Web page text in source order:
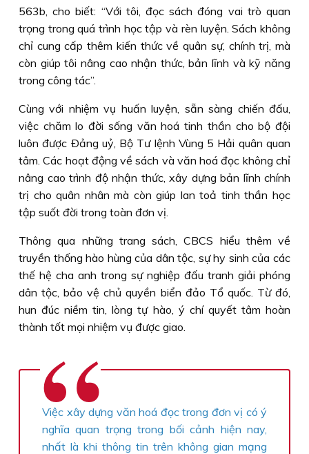
563b, cho biết: “Với tôi, đọc sách đóng vai trò quan
trọng trong quá trình học tập và rèn luyện. Sách không
chỉ cung cấp thêm kiến thức về quân sự, chính trị, mà
còn giúp tôi nâng cao nhận thức, bản lĩnh và kỹ năng
trong công tác”.
Cùng với nhiệm vụ huấn luyện, sẵn sàng chiến đấu,
việc chăm lo đời sống văn hoá tinh thần cho bộ đội
luôn được Ðảng uỷ, Bộ Tư lệnh Vùng 5 Hải quân quan
tâm. Các hoạt động về sách và văn hoá đọc không chỉ
nâng cao trình độ nhận thức, xây dựng bản lĩnh chính
trị cho quân nhân mà còn giúp lan toả tinh thần học
tập suốt đời trong toàn đơn vị.
Thông qua những trang sách, CBCS hiểu thêm về
truyền thống hào hùng của dân tộc, sự hy sinh của các
thế hệ cha anh trong sự nghiệp đấu tranh giải phóng
dân tộc, bảo vệ chủ quyền biển đảo Tổ quốc. Từ đó,
hun đúc niềm tin, lòng tự hào, ý chí quyết tâm hoàn
thành tốt mọi nhiệm vụ được giao.
Việc xây dựng văn hoá đọc trong đơn vị có ý
nghĩa quan trọng trong bối cảnh hiện nay,
nhất là khi thông tin trên không gian mạng